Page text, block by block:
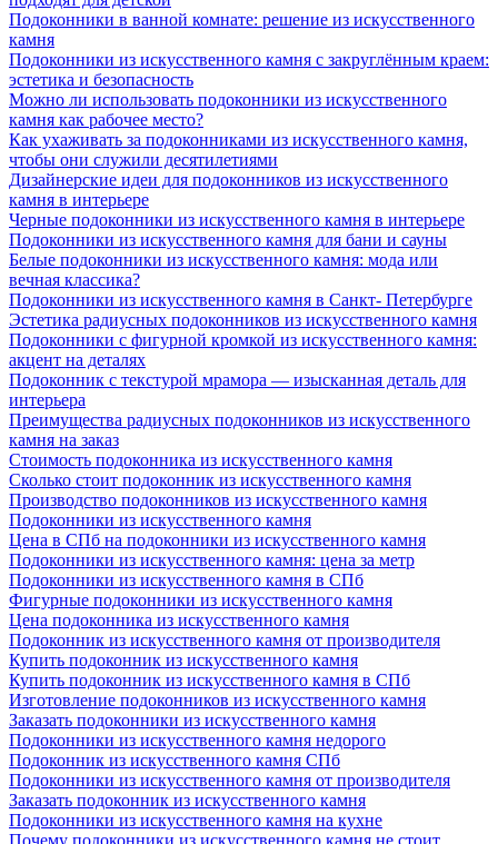
Подоконники в ванной комнате: решение из искусственного
камня
Подоконники из искусственного камня с закруглённым краем:
эстетика и безопасность
Можно ли использовать подоконники из искусственного
камня как рабочее место?
Как ухаживать за подоконниками из искусственного камня,
чтобы они служили десятилетиями
Дизайнерские идеи для подоконников из искусственного
камня в интерьере
Черные подоконники из искусственного камня в интерьере
Подоконники из искусственного камня для бани и сауны
Белые подоконники из искусственного камня: мода или
вечная классика?
Подоконники из искусственного камня в Санкт- Петербурге
Эстетика радиусных подоконников из искусственного камня
Подоконники с фигурной кромкой из искусственного камня:
акцент на деталях
Подоконник с текстурой мрамора — изысканная деталь для
интерьера
Преимущества радиусных подоконников из искусственного
камня на заказ
Стоимость подоконника из искусственного камня
Сколько стоит подоконник из искусственного камня
Производство подоконников из искусственного камня
Подоконники из искусственного камня
Цена в СПб на подоконники из искусственного камня
Подоконники из искусственного камня: цена за метр
Подоконники из искусственного камня в СПб
Фигурные подоконники из искусственного камня
Цена подоконника из искусственного камня
Подоконник из искусственного камня от производителя
Купить подоконник из искусственного камня
Купить подоконник из искусственного камня в СПб
Изготовление подоконников из искусственного камня
Заказать подоконники из искусственного камня
Подоконники из искусственного камня недорого
Подоконник из искусственного камня СПб
Подоконники из искусственного камня от производителя
Заказать подоконник из искусственного камня
Подоконники из искусственного камня на кухне
Почему подоконники из искусственного камня не стоит